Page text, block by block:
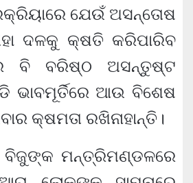
ଯେଉଁ ଅସନ୍ତୋଷ
ଦଳକୁ କ୍ଷତି କରିପାରିବ
ବି ବରିଷ୍ଠ ଅସନ୍ତୁଷ୍ଟ
ଭାବମୂର୍ତିରେ ଆଉ ବିଶେଷ
କ୍ଷମତା ରଖିନାହାନ୍ତି।
ବିଜୁଙ୍କ ମନ୍ତ୍ରିମଣ୍ଡଳରେ